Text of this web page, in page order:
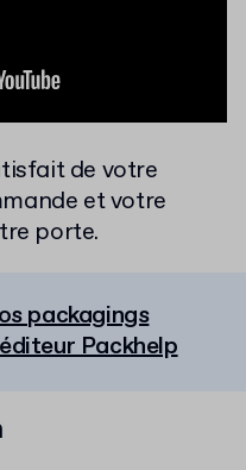
de votre
et votre
porte.
packagings
Packhelp